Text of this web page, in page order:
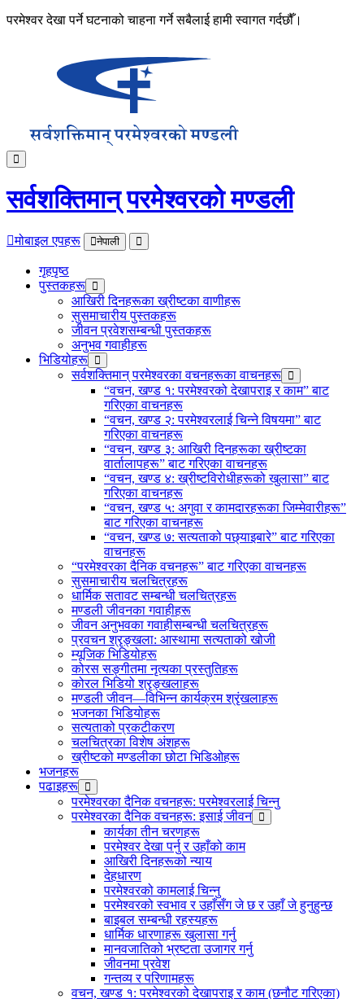
परमेश्वर देखा पर्ने घटनाको चाहना गर्ने सबैलाई हामी स्वागत गर्दछौँ।
सर्वशक्तिमान् परमेश्‍वरको मण्डली
मोबाइल एपहरू नेपाली
गृहपृष्ठ
पुस्तकहरू
आखिरी दिनहरूका ख्रीष्टका वाणीहरू
सुसमाचारीय पुस्तकहरू
जीवन प्रवेशसम्बन्धी पुस्तकहरू
अनुभव गवाहीहरू
भिडियोहरू
सर्वशक्तिमान्‌ परमेश्‍वरका वचनहरूका वाचनहरू
“वचन, खण्ड १: परमेश्‍वरको देखापराइ र काम” बाट
गरिएका वाचनहरू
“वचन, खण्ड २: परमेश्‍वरलाई चिन्‍ने विषयमा” बाट
गरिएका वाचनहरू
“वचन, खण्ड ३: आखिरी दिनहरूका ख्रीष्टका
वार्तालापहरू” बाट गरिएका वाचनहरू
“वचन, खण्ड ४: ख्रीष्टविरोधीहरूको खुलासा” बाट
गरिएका वाचनहरू
“वचन, खण्ड ५: अगुवा र कामदारहरूका जिम्‍मेवारीहरू”
बाट गरिएका वाचनहरू
“वचन, खण्ड ७: सत्यताको पछ्याइबारे” बाट गरिएका
वाचनहरू
“परमेश्‍वरका दैनिक वचनहरू” बाट गरिएका वाचनहरू
सुसमाचारीय चलचित्रहरू
धार्मिक सतावट सम्‍बन्धी चलचित्रहरू
मण्डली जीवनका गवाहीहरू
जीवन अनुभवका गवाहीसम्‍बन्धी चलचित्रहरू
प्रवचन श्रृङ्खला: आस्थामा सत्यताको खोजी
म्यूजिक भिडियोहरू
कोरस सङ्गीतमा नृत्यका प्रस्तुतिहरू
कोरल भिडियो श्रृङ्खलाहरू
मण्डली जीवन—विभिन्‍न कार्यक्रम श्रृंखलाहरू
भजनका भिडियोहरू
सत्यताको प्रकटीकरण
चलचित्रका विशेष अंशहरू
ख्रीष्टको मण्डलीका छोटा भिडिओहरू
भजनहरू
पढाइहरू
परमेश्‍वरका दैनिक वचनहरू: परमेश्‍वरलाई चिन्‍नु
परमेश्‍वरका दैनिक वचनहरू: इसाई जीवन
कार्यका तीन चरणहरू
परमेश्‍वर देखा पर्नु र उहाँको काम
आखिरी दिनहरूको न्याय
देहधारण
परमेश्‍वरको कामलाई चिन्‍नु
परमेश्‍वरको स्वभाव र उहाँसँग जे छ र उहाँ जे हुनुहुन्छ
बाइबल सम्‍बन्धी रहस्यहरू
धार्मिक धारणाहरू खुलासा गर्नु
मानवजातिको भ्रष्टता उजागर गर्नु
जीवनमा प्रवेश
गन्तव्य र परिणामहरू
वचन, खण्ड १: परमेश्‍वरको देखापराइ र काम (छनौट गरिएका)